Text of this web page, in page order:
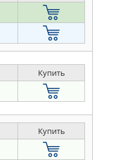
Купить
Купить